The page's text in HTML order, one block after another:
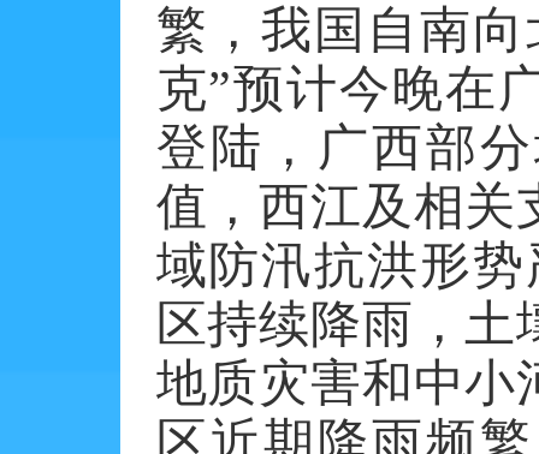
繁，我国自南
克”预计今晚在
登陆，广西部
值，西江及相关
域防汛抗洪形
区持续降雨，
地质灾害和中小
区近期降雨频